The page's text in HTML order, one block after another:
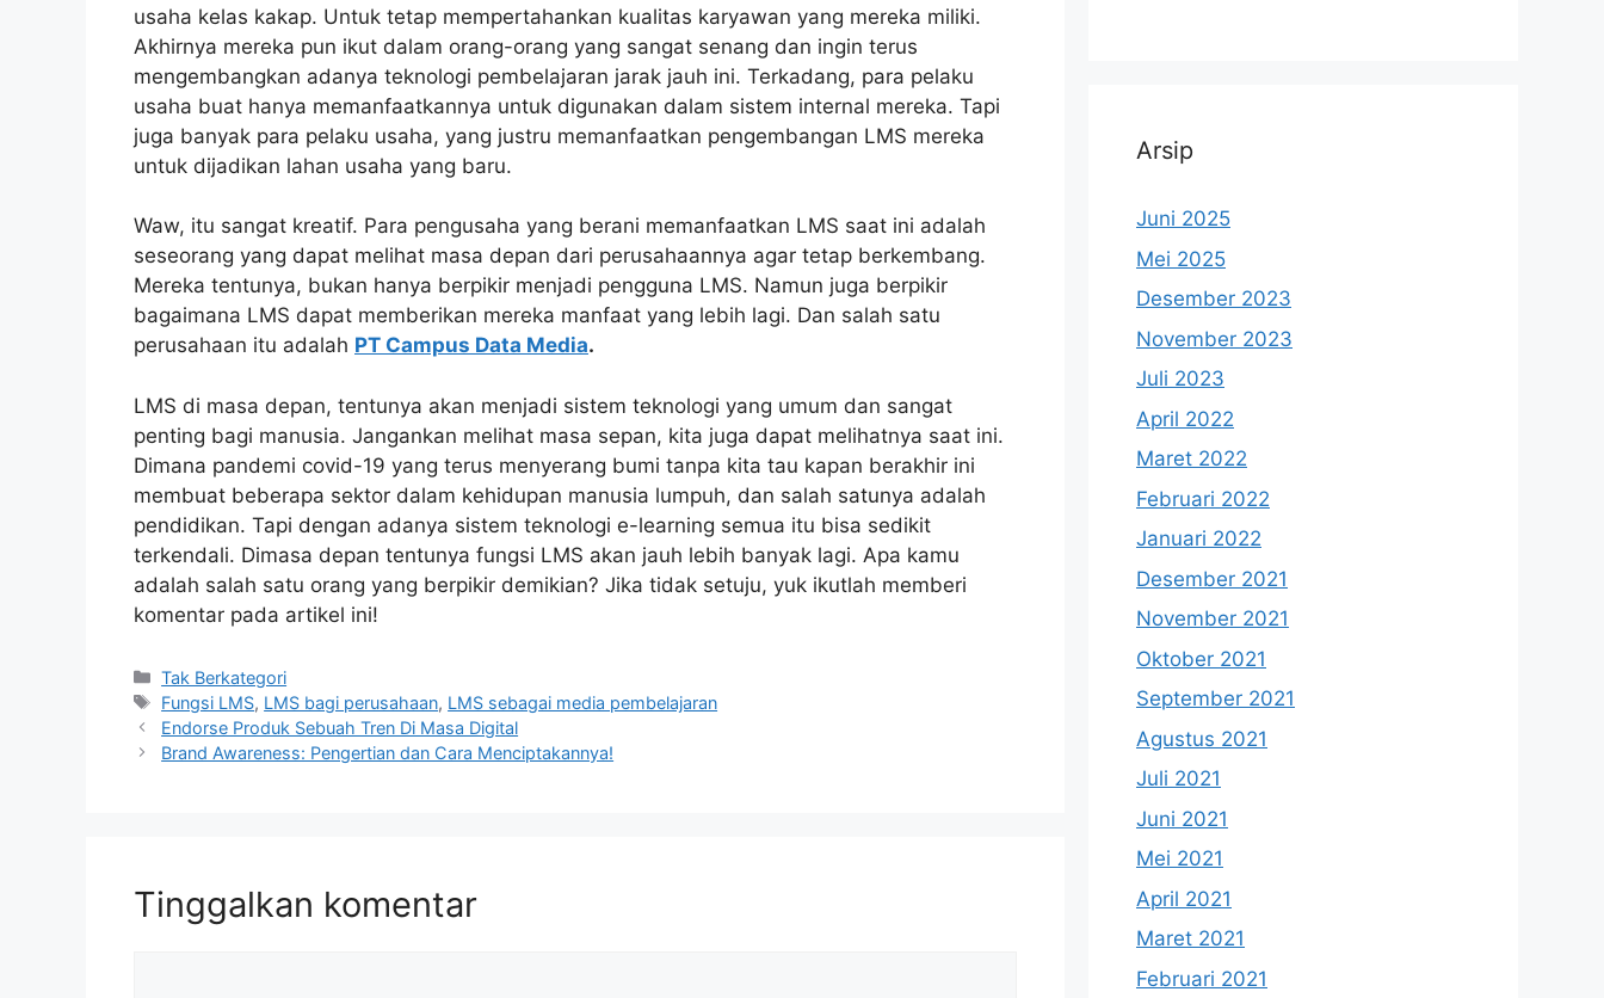
usaha kelas kakap. Untuk tetap mempertahankan kualitas karyawan yang mereka miliki.
Akhirnya mereka pun ikut dalam orang-orang yang sangat senang dan ingin terus
mengembangkan adanya teknologi pembelajaran jarak jauh ini. Terkadang, para pelaku
usaha buat hanya memanfaatkannya untuk digunakan dalam sistem internal mereka. Tapi
juga banyak para pelaku usaha, yang justru memanfaatkan pengembangan LMS mereka
untuk dijadikan lahan usaha yang baru.
Waw, itu sangat kreatif. Para pengusaha yang berani memanfaatkan LMS saat ini adalah
seseorang yang dapat melihat masa depan dari perusahaannya agar tetap berkembang.
Mereka tentunya, bukan hanya berpikir menjadi pengguna LMS. Namun juga berpikir
bagaimana LMS dapat memberikan mereka manfaat yang lebih lagi. Dan salah satu
perusahaan itu adalah PT Campus Data Media.
LMS di masa depan, tentunya akan menjadi sistem teknologi yang umum dan sangat
penting bagi manusia. Jangankan melihat masa sepan, kita juga dapat melihatnya saat ini.
Dimana pandemi covid-19 yang terus menyerang bumi tanpa kita tau kapan berakhir ini
membuat beberapa sektor dalam kehidupan manusia lumpuh, dan salah satunya adalah
pendidikan. Tapi dengan adanya sistem teknologi e-learning semua itu bisa sedikit
terkendali. Dimasa depan tentunya fungsi LMS akan jauh lebih banyak lagi. Apa kamu
adalah salah satu orang yang berpikir demikian? Jika tidak setuju, yuk ikutlah memberi
komentar pada artikel ini!
Kategori
Tak Berkategori
Tag
Fungsi LMS, LMS bagi perusahaan, LMS sebagai media pembelajaran
Endorse Produk Sebuah Tren Di Masa Digital
Brand Awareness: Pengertian dan Cara Menciptakannya!
Tinggalkan komentar
Arsip
Juni 2025
Mei 2025
Desember 2023
November 2023
Juli 2023
April 2022
Maret 2022
Februari 2022
Januari 2022
Desember 2021
November 2021
Oktober 2021
September 2021
Agustus 2021
Juli 2021
Juni 2021
Mei 2021
April 2021
Maret 2021
Februari 2021